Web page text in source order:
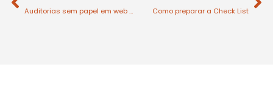
Auditorias sem papel em web e telemóvel Como preparar a Check List